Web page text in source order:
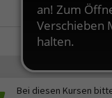
Bei diesen Kursen